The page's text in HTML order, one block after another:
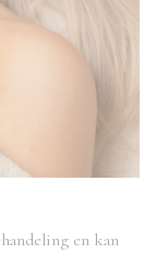
en kan